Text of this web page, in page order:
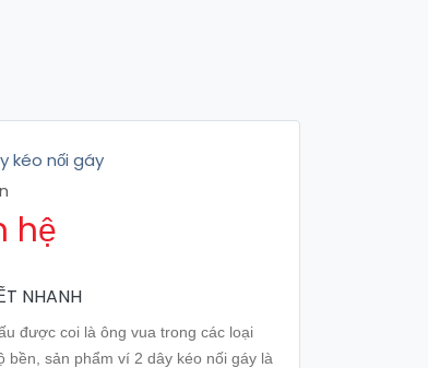
kéo nối gáy
hệ
NHANH
được coi là ông vua trong các loại
bền, sản phẩm ví 2 dây kéo nối gáy là